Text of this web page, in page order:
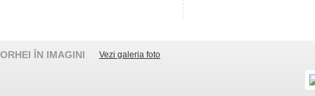
ORHEI ÎN IMAGINI Vezi galeria foto